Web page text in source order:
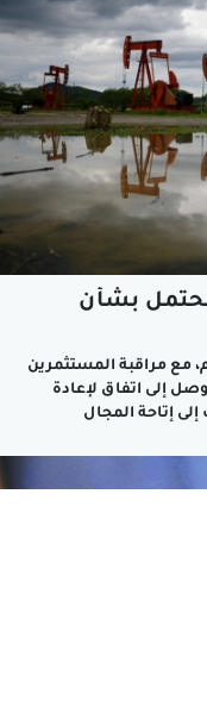
بشأن
مع مراقبة المستثمرين
إلى اتفاق لإعادة
إتاحة المجال
نفط عُمان الرسمي